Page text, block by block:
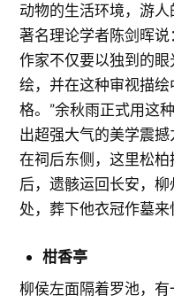
动物的生活环境，游人
著名理论学者陈剑晖
作家不仅要以独到的
绘，并在这种审视描
格。”余秋雨正式用这
出超强大气的美学震撼
在祠后东侧，这里松
后，遗骸运回长安，
处，葬下他衣冠作墓来
柑香亭
柳侯左面隔着罗池，